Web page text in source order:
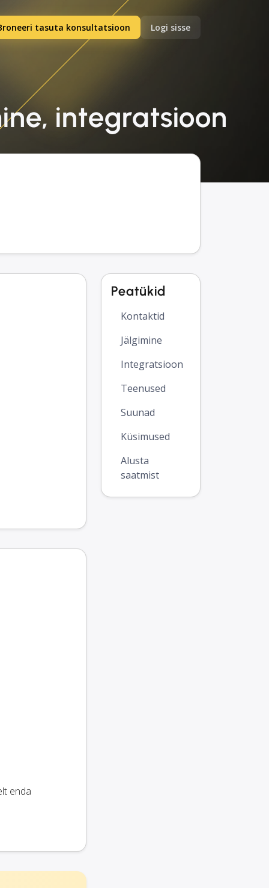
tasuta konsultatsioon Logi sisse
integratsioon
enda
Peatükid
Kontaktid
Jälgimine
Integratsioon
Teenused
Suunad
Küsimused
Alusta
saatmist